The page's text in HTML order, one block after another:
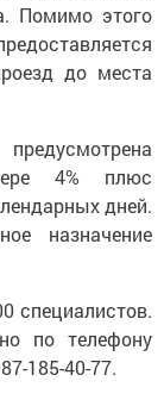
Помимо этого
до места
4% плюс
дней.
назначение
специалистов.
по телефону
185-40-77.